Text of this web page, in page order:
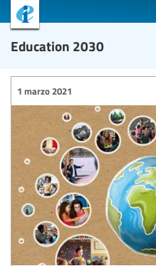
Education 2030
1 marzo 2021